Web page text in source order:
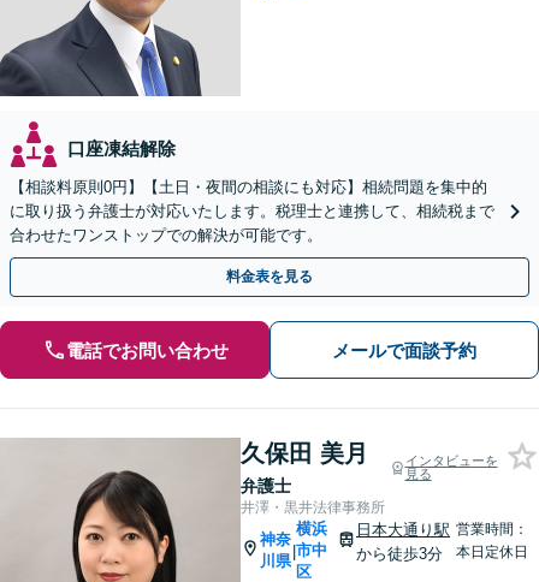
口座凍結解除
【相談料原則0円】【土日・夜間の相談にも対応】相続問題を集中的
に取り扱う弁護士が対応いたします。税理士と連携して、相続税まで
合わせたワンストップでの解決が可能です。
料金表を見る
電話でお問い合わせ メールで面談予約
久保田 美月
弁護士
インタビューを
見る
井澤・黒井法律事務所
神奈
川県
|
横浜
市中
区
日本大通り駅
から徒歩3分
営業時間：
本日定休日